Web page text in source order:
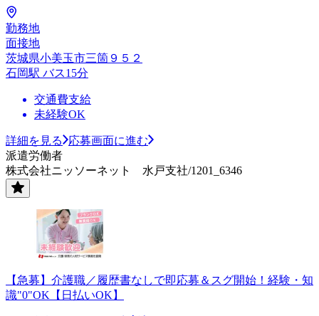
勤務地
面接地
茨城県小美玉市三箇９５２
石岡駅 バス15分
交通費支給
未経験OK
詳細を見る
応募画面に進む
派遣労働者
株式会社ニッソーネット 水戸支社/1201_6346
【急募】介護職／履歴書なしで即応募＆スグ開始！経験・知
識"0"OK【日払いOK】